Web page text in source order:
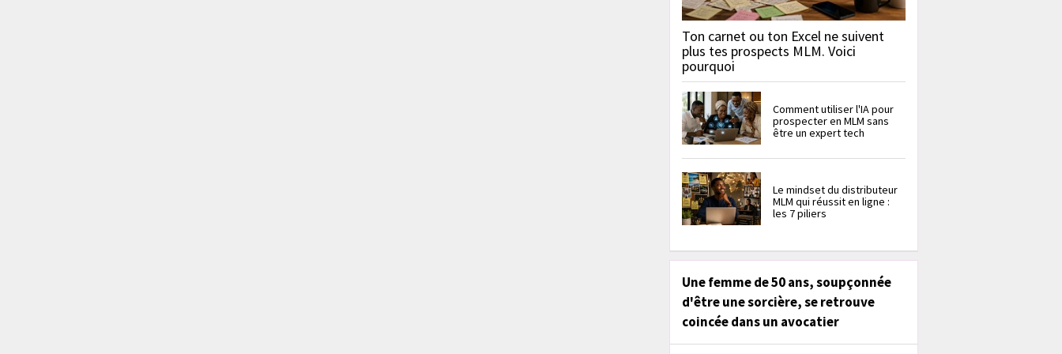
Ton carnet ou ton Excel ne suivent
plus tes prospects MLM. Voici
pourquoi
Comment utiliser l'IA pour
prospecter en MLM sans
être un expert tech
Le mindset du distributeur
MLM qui réussit en ligne :
les 7 piliers
Une femme de 50 ans, soupçonnée
d'être une sorcière, se retrouve
coincée dans un avocatier